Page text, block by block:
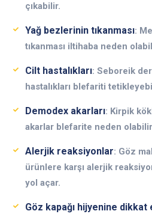
çıkabilir.
Yağ bezlerinin tıkanması:
tıkanması iltihaba neden
Cilt hastalıkları: Seboreik
hastalıkları blefariti
Demodex akarları: Kirpik
akarlar blefarite neden
Alerjik reaksiyonlar: Göz
ürünlere karşı alerjik
yol açar.
Göz kapağı hijyenine